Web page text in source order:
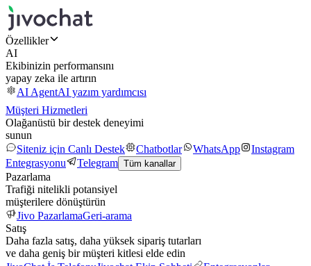
Özellikler
AI
Ekibinizin performansını
yapay zeka ile artırın
AI AgentAI yazım yardımcısı
Müşteri Hizmetleri
Olağanüstü bir destek deneyimi
sunun
Siteniz için Canlı Destek
Chatbotlar WhatsApp
Instagram
Entegrasyonu
Telegram Tüm kanallar
Pazarlama
Trafiği nitelikli potansiyel
müşterilere dönüştürün
Jivo PazarlamaGeri-arama
Satış
Daha fazla satış, daha yüksek sipariş tutarları
ve daha geniş bir müşteri kitlesi elde edin